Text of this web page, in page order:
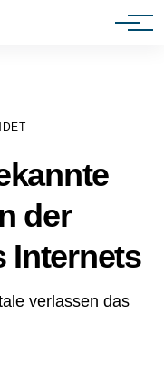
der
Internets
verlassen das